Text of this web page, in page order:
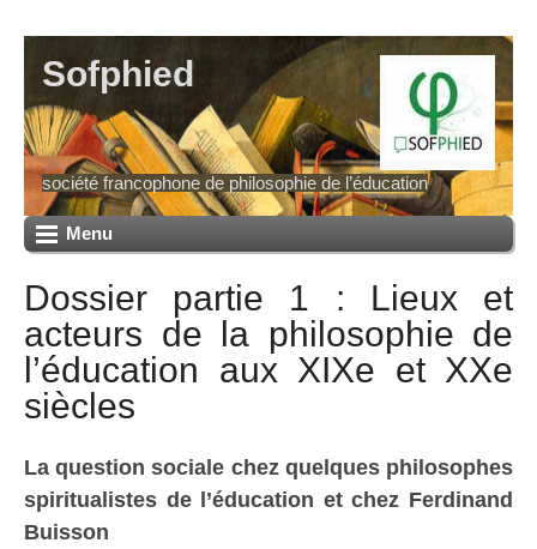
Sofphied
société francophone de philosophie de l’éducation
Menu
Dossier partie 1 : Lieux et
acteurs de la philosophie de
l’éducation aux XIXe et XXe
siècles
La question sociale chez quelques philosophes
spiritualistes de l’éducation et chez Ferdinand
Buisson